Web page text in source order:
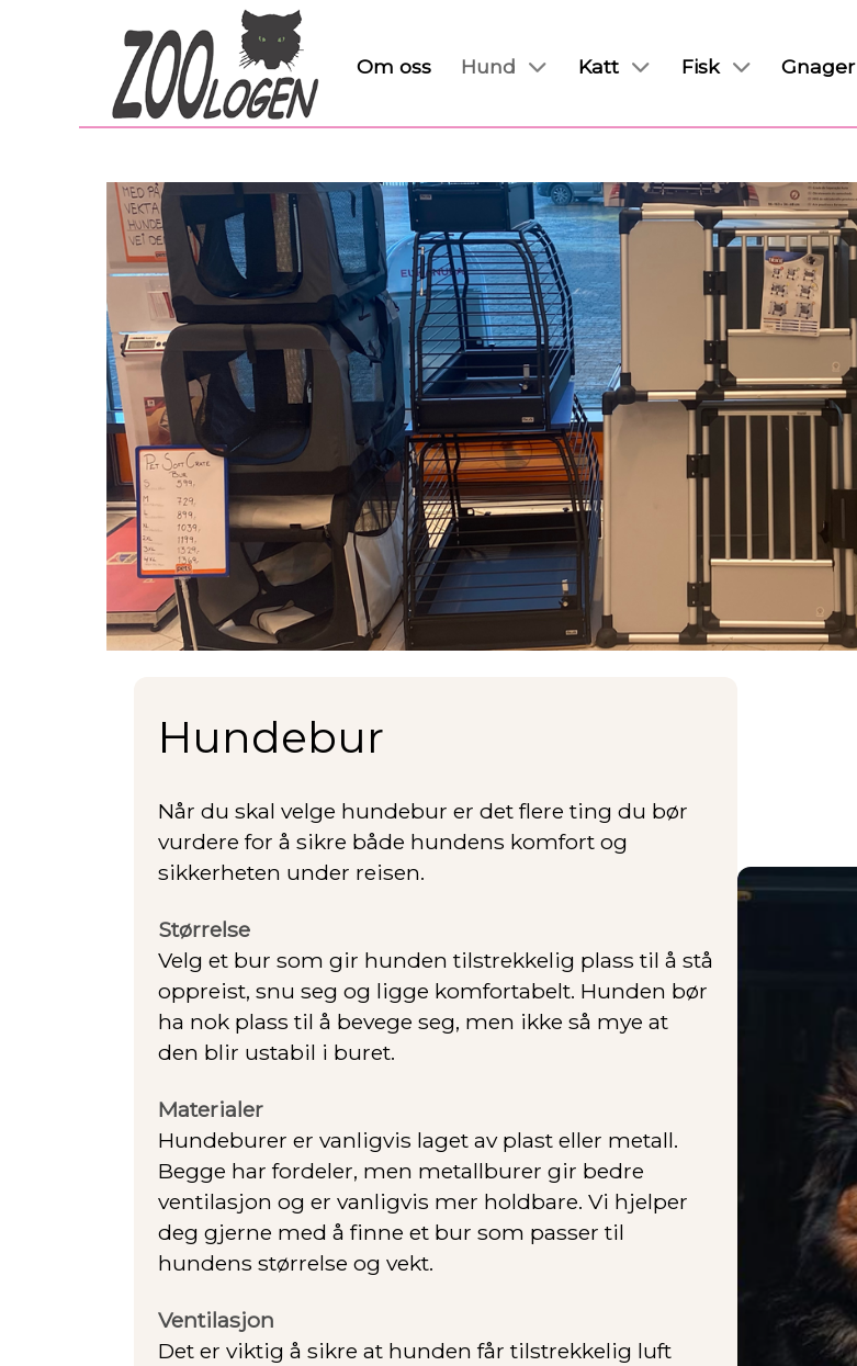
Om oss Hund Katt Fisk Gnager
Hundebur
Når du skal velge hundebur er det flere ting du bør
vurdere for å sikre både hundens komfort og
sikkerheten under reisen.
Størrelse
Velg et bur som gir hunden tilstrekkelig plass til å stå
oppreist, snu seg og ligge komfortabelt. Hunden bør
ha nok plass til å bevege seg, men ikke så mye at
den blir ustabil i buret.
Materialer
Hundeburer er vanligvis laget av plast eller metall.
Begge har fordeler, men metallburer gir bedre
ventilasjon og er vanligvis mer holdbare. Vi hjelper
deg gjerne med å finne et bur som passer til
hundens størrelse og vekt.
Ventilasjon
Det er viktig å sikre at hunden får tilstrekkelig luft